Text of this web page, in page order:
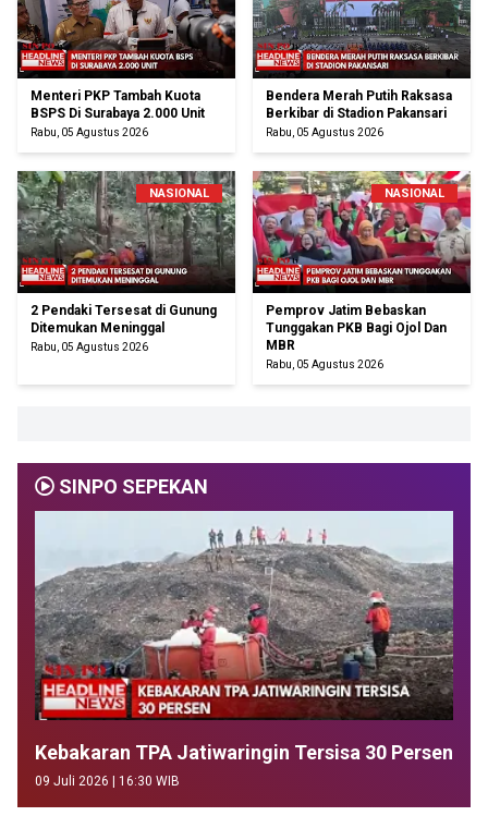
Menteri PKP Tambah Kuota
BSPS Di Surabaya 2.000 Unit
Rabu, 05 Agustus 2026
Bendera Merah Putih Raksasa
Berkibar di Stadion Pakansari
Rabu, 05 Agustus 2026
NASIONAL
2 Pendaki Tersesat di Gunung
Ditemukan Meninggal
Rabu, 05 Agustus 2026
NASIONAL
Pemprov Jatim Bebaskan
Tunggakan PKB Bagi Ojol Dan
MBR
Rabu, 05 Agustus 2026
SINPO SEPEKAN
Kebakaran TPA Jatiwaringin Tersisa 30 Persen
09 Juli 2026 | 16:30 WIB